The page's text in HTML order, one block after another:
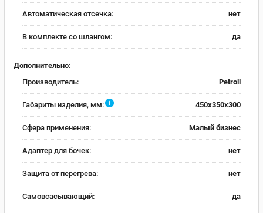
Автоматическая отсечка: нет
В комплекте со шлангом: да
Дополнительно:
Производитель:
Petroll
Габариты изделия, мм: i 450x350x300
Сфера применения: Малый бизнес
Адаптер для бочек: нет
Защита от перегрева: нет
Самовсасывающий: да